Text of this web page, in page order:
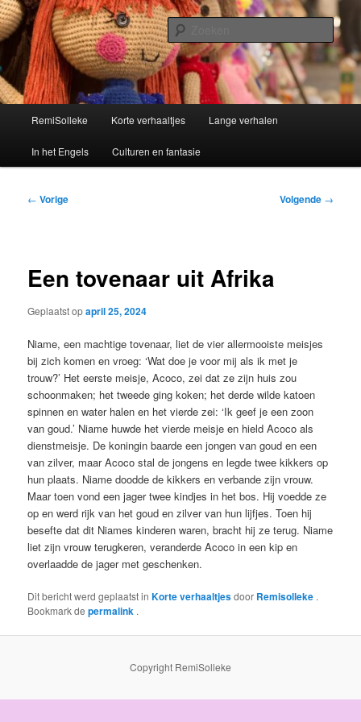
Spring
naar
de
primaire
inhoudRemisolleke
Kinderverhalen
RemiSolleke Korte verhaaltjes Lange verhalen
In het Engels Culturen en fantasie
Bericht
← Vorige Volgende →
Een tovenaar uit Afrika
Geplaatst opapril 25, 2024
Niame, een machtige tovenaar, liet de vier allermooiste meisjes
bij zich komen en vroeg: ‘Wat doe je voor mij als ik met je
trouw?’ Het eerste meisje, Acoco, zei dat ze zijn huis zou
schoonmaken; het tweede ging koken; het derde wilde katoen
spinnen en water halen en het vierde zei: ‘Ik geef je een zoon
van goud.’ Niame huwde het vierde meisje en hield Acoco als
dienstmeisje. De koningin baarde een jongen van goud en een
van zilver, maar Acoco stal de jongens en legde twee kikkers op
hun plaats. Niame doodde de kikkers en verbande zijn vrouw.
Maar toen vond een jager twee kindjes in het bos. Hij voedde ze
op en werd rijk van het goud en zilver van hun lijfjes. Toen hij
besefte dat dit Niames kinderen waren, bracht hij ze terug. Niame
liet zijn vrouw terugkeren, veranderde Acoco in een kip en
overlaadde de jager met geschenken.
Dit bericht werd geplaatst inKorte verhaaltjesdoor Remisolleke .
Bookmark depermalink .
Copyright RemiSolleke